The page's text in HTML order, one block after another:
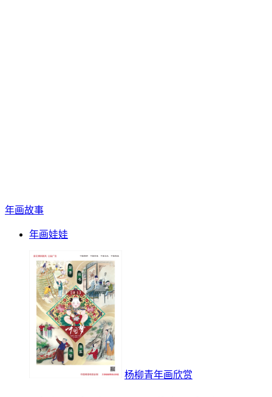
年画故事
年画娃娃
杨柳青年画欣赏